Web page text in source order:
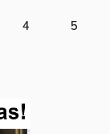
4 5